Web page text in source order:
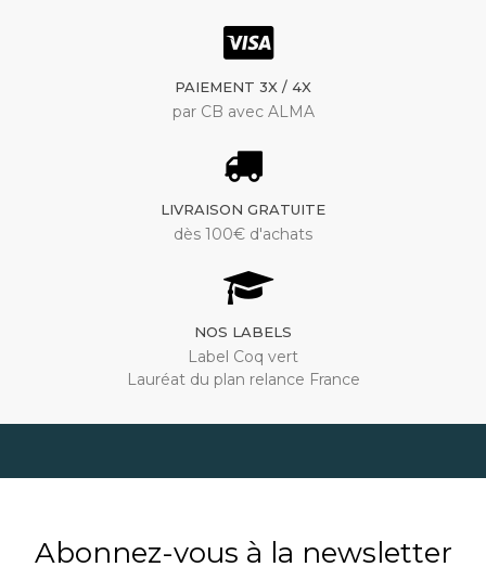
PAIEMENT 3X / 4X
par CB avec ALMA
LIVRAISON GRATUITE
dès 100€ d'achats
NOS LABELS
Label Coq vert
Lauréat du plan relance France
Abonnez-vous à la newsletter